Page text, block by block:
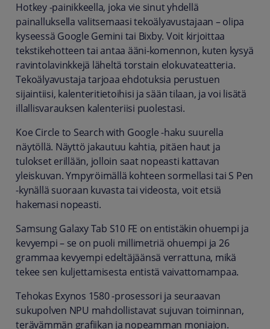
Hotkey -painikkeella, joka vie sinut yhdellä
painalluksella valitsemaasi tekoälyavustajaan – olipa
kyseessä Google Gemini tai Bixby. Voit kirjoittaa
tekstikehotteen tai antaa ääni-komennon, kuten kysyä
ravintolavinkkejä läheltä torstain elokuvateatteria.
Tekoälyavustaja tarjoaa ehdotuksia perustuen
sijaintiisi, kalenteritietoihisi ja sään tilaan, ja voi lisätä
illallisvarauksen kalenteriisi puolestasi.
Koe Circle to Search with Google -haku suurella
näytöllä. Näyttö jakautuu kahtia, pitäen haut ja
tulokset erillään, jolloin saat nopeasti kattavan
yleiskuvan. Ympyröimällä kohteen sormellasi tai S Pen
-kynällä suoraan kuvasta tai videosta, voit etsiä
hakemasi nopeasti.
Samsung Galaxy Tab S10 FE on entistäkin ohuempi ja
kevyempi – se on puoli millimetriä ohuempi ja 26
grammaa kevyempi edeltäjäänsä verrattuna, mikä
tekee sen kuljettamisesta entistä vaivattomampaa.
Tehokas Exynos 1580 -prosessori ja seuraavan
sukupolven NPU mahdollistavat sujuvan toiminnan,
terävämmän grafiikan ja nopeamman moniajon.